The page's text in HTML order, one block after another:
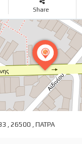
Share
, 26500 , ΠΑΤΡΑ